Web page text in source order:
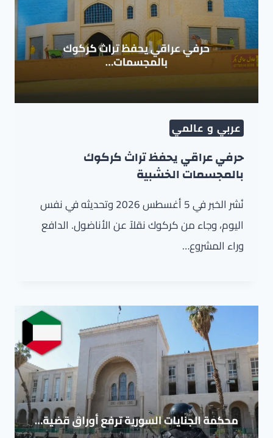
عربي و عالمي
حرفي عراقي يحفظ تراث كركوك
بالمجسمات الخشبية
نُشر الخبر في 5 أغسطس 2026 وتحديثه في نفس
اليوم، وجاء من كركوك نقلاً عن الأناضول. الدافع
وراء المشروع…